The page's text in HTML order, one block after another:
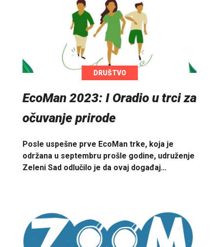
DRUŠTVO
EcoMan 2023: I Oradio u trci za
očuvanje prirode
Posle uspešne prve EcoMan trke, koja je
održana u septembru prošle godine, udruženje
Zeleni Sad odlučilo je da ovaj događaj…